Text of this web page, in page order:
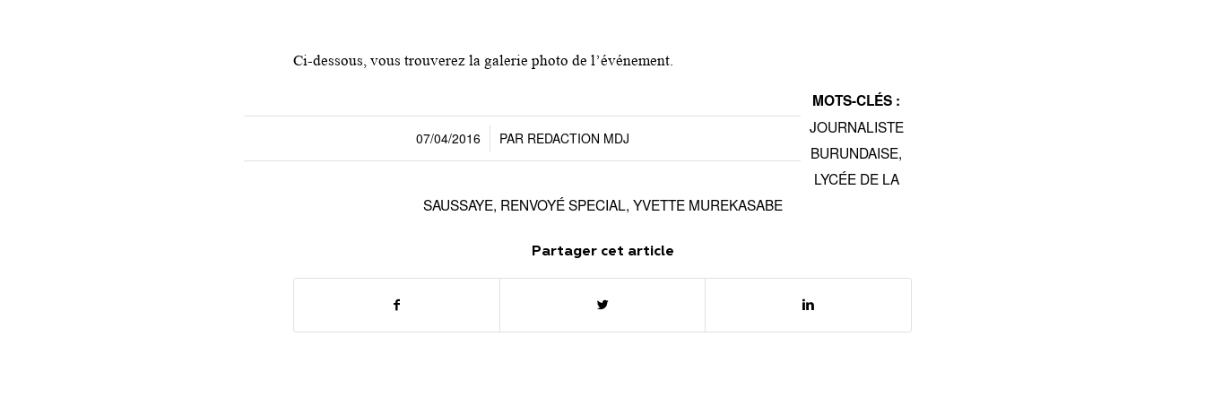
Ci-dessous, vous trouverez la galerie photo de l’événement.
07/04/2016
/ PAR REDACTION MDJ
MOTS-CLÉS :
JOURNALISTE
BURUNDAISE,
LYCÉE DE LA
SAUSSAYE, RENVOYÉ SPECIAL, YVETTE MUREKASABE
Partager cet article